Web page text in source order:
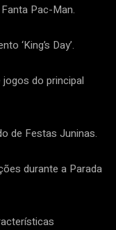
Pac-Man.
‘King’s Day’.
do principal
de Festas Juninas.
durante a Parada